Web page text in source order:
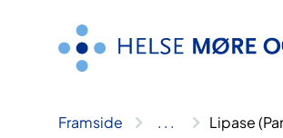
Framside .. . Lipase